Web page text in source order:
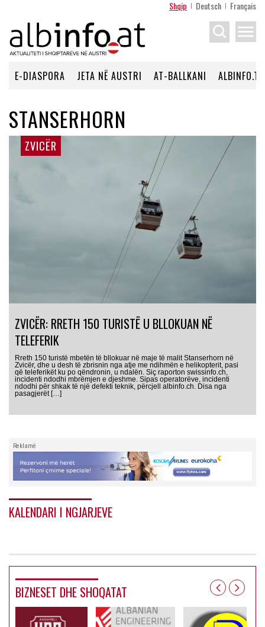
Shqip Deutsch Français
menu
E-DIASPORA JETA NË AUSTRI AT-BALLKANI ALBINFO.TV
STANSERHORN
ZVICËR
ZVICËR: RRETH 150 TURISTË U BLLOKUAN NË
TELEFERIK
Rreth 150 turistë mbetën të bllokuar në maje të malit Stanserhorn në
Zvicër, dhe u desh të zbrisnin nga atje me ndihmën e helikopterit, pasi
që teleferikët ku po qëndronin, u ndalën. Siç raporton swissinfo.ch,
incidenti ndodhi mbrëmjen e djeshme. Sipas operatorëve, incidenti
ndodhi për shkak të një defekti teknik, përcjell albinfo.ch. Disa nga
pasagjerët […]
Reklamë
KALENDARI I NGJARJEVE
BIZNESET DHE SHOQATAT